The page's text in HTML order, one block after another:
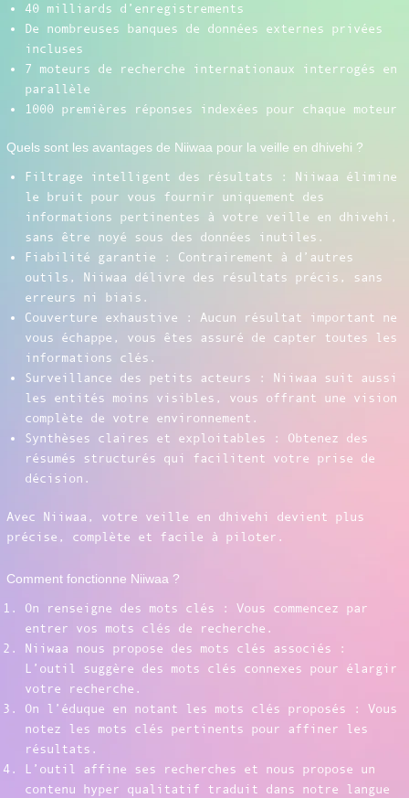
40 milliards d’enregistrements
De nombreuses banques de données externes privées
incluses
7 moteurs de recherche internationaux interrogés en
parallèle
1000 premières réponses indexées pour chaque moteur
Quels sont les avantages de Niiwaa pour la veille en dhivehi ?
Filtrage intelligent des résultats : Niiwaa élimine
le bruit pour vous fournir uniquement des
informations pertinentes à votre veille en dhivehi,
sans être noyé sous des données inutiles.
Fiabilité garantie : Contrairement à d’autres
outils, Niiwaa délivre des résultats précis, sans
erreurs ni biais.
Couverture exhaustive : Aucun résultat important ne
vous échappe, vous êtes assuré de capter toutes les
informations clés.
Surveillance des petits acteurs : Niiwaa suit aussi
les entités moins visibles, vous offrant une vision
complète de votre environnement.
Synthèses claires et exploitables : Obtenez des
résumés structurés qui facilitent votre prise de
décision.
Avec Niiwaa, votre veille en dhivehi devient plus
précise, complète et facile à piloter.
Comment fonctionne Niiwaa ?
On renseigne des mots clés : Vous commencez par
entrer vos mots clés de recherche.
Niiwaa nous propose des mots clés associés :
L’outil suggère des mots clés connexes pour élargir
votre recherche.
On l’éduque en notant les mots clés proposés : Vous
notez les mots clés pertinents pour affiner les
résultats.
L’outil affine ses recherches et nous propose un
contenu hyper qualitatif traduit dans notre langue